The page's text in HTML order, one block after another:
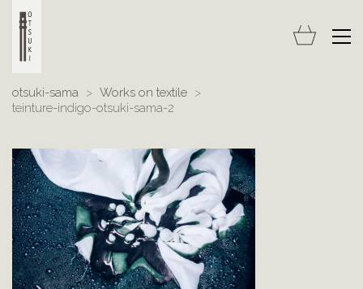
otsuki-sama > Works on textile >
teinture-indigo-otsuki-sama-2